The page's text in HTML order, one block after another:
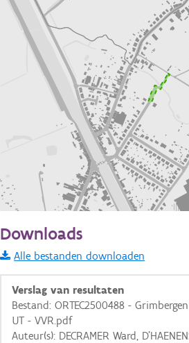
Informatie Vlaanderen
i
+
Downloads
Alle bestanden downloaden
Verslag van resultaten
Bestand: ORTEC2500488 -
UT - VVR.pdf
Auteur(s): DECRAMER Ward,